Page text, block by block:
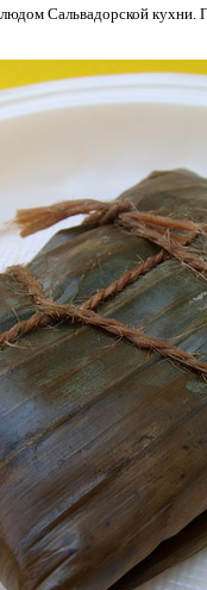
Сальвадорской кухни.